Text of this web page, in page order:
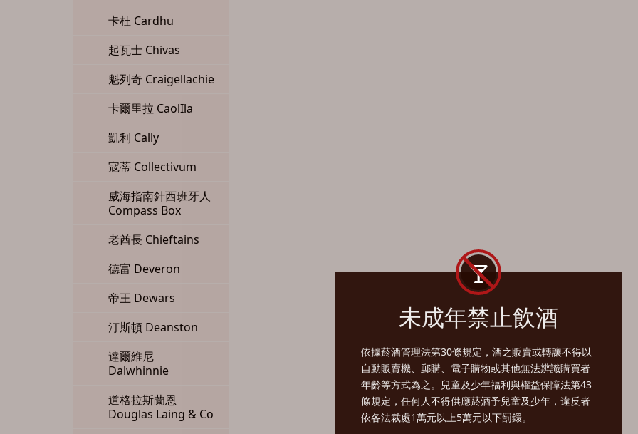
未成年禁止飲酒
依據菸酒管理法第30條規定，酒之販賣或轉讓不得以
自動販賣機、郵購、電子購物或其他無法辨識購買者
年齡等方式為之。兒童及少年福利與權益保障法第43
條規定，任何人不得供應菸酒予兒童及少年，違反者
依各法裁處1萬元以上5萬元以下罰鍰。
卡杜 Cardhu
起瓦士 Chivas
魁列奇 Craigellachie
卡爾里拉 CaolIla
凱利 Cally
寇蒂 Collectivum
威海指南針西班牙人
Compass Box
老酋長 Chieftains
德富 Deveron
帝王 Dewars
汀斯頓 Deanston
達爾維尼
Dalwhinnie
道格拉斯蘭恩
Douglas Laing & Co